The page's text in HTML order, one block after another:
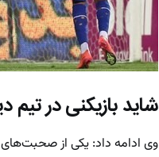
شاید بازیکنی در تیم
وی ادامه داد: یکی از صحبت‌های